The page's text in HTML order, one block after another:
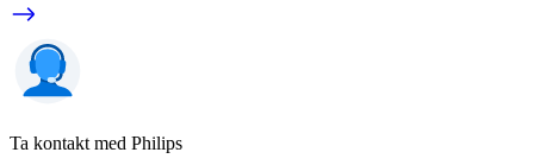
Ta kontakt med Philips